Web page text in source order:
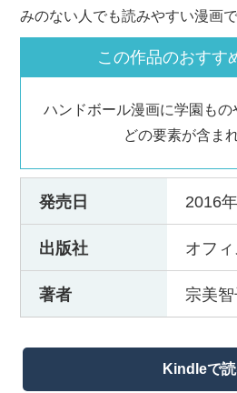
みのない人でも読みやすい漫画で
この作品のおすす
ハンドボール漫画に学園も
どの要素が含ま
発売日 2016
出版社 オフ
著者 宗美智
Kindleで